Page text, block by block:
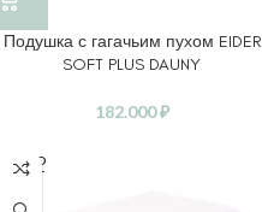
Подушка с гагачьим пухом EIDER
SOFT PLUS DAUNY
182.000₽
SOLD
OUT